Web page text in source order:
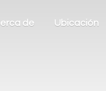
de Ubicación